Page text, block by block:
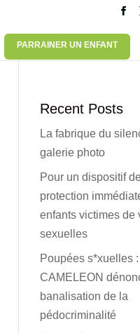
PARRAINER UN ENFANT
Recent Posts
La fabrique du
galerie photo
Pour un dispositif
protection
enfants victimes de
sexuelles
Poupées s*xuelles :
CAMELEON
banalisation de la
pédocriminalité